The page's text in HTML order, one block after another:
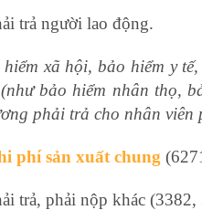
trả người lao động.
xã hội, bảo hiểm y
bảo hiểm nhân thọ,
phải trả cho nhân
phí sản xuất chung
trả, phải nộp khác